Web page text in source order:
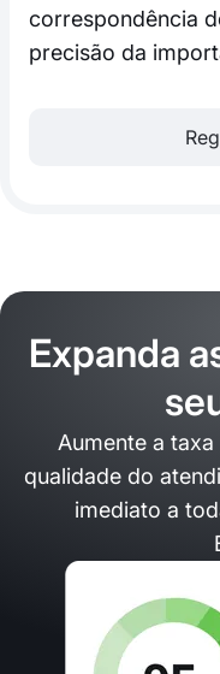
correspondência
precisão da
Expanda
Aumente a
qualidade do
imediato a